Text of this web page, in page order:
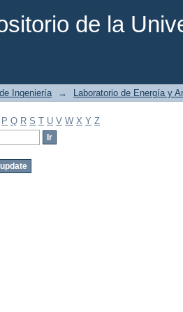
de la
Ingeniería → Laboratorio de Energía y
P Q R S T U V W X Y Z